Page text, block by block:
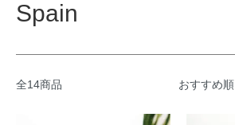
Spain
全14商品 おすすめ順